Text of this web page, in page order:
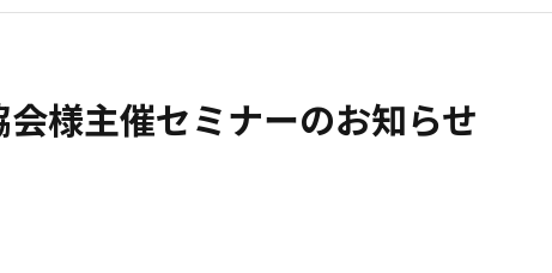
様主催セミナーのお知らせ